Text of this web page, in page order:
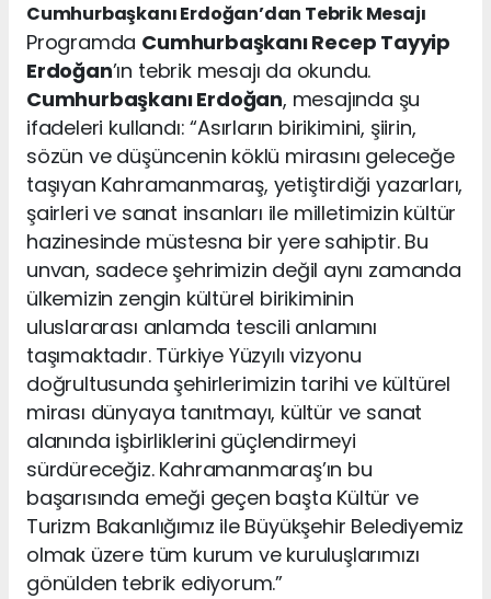
Cumhurbaşkanı Erdoğan’dan Tebrik Mesajı
Programda Cumhurbaşkanı Recep Tayyip
Erdoğan’ın tebrik mesajı da okundu.
Cumhurbaşkanı Erdoğan, mesajında şu
ifadeleri kullandı: “Asırların birikimini, şiirin,
sözün ve düşüncenin köklü mirasını geleceğe
taşıyan Kahramanmaraş, yetiştirdiği yazarları,
şairleri ve sanat insanları ile milletimizin kültür
hazinesinde müstesna bir yere sahiptir. Bu
unvan, sadece şehrimizin değil aynı zamanda
ülkemizin zengin kültürel birikiminin
uluslararası anlamda tescili anlamını
taşımaktadır. Türkiye Yüzyılı vizyonu
doğrultusunda şehirlerimizin tarihi ve kültürel
mirası dünyaya tanıtmayı, kültür ve sanat
alanında işbirliklerini güçlendirmeyi
sürdüreceğiz. Kahramanmaraş’ın bu
başarısında emeği geçen başta Kültür ve
Turizm Bakanlığımız ile Büyükşehir Belediyemiz
olmak üzere tüm kurum ve kuruluşlarımızı
gönülden tebrik ediyorum.”